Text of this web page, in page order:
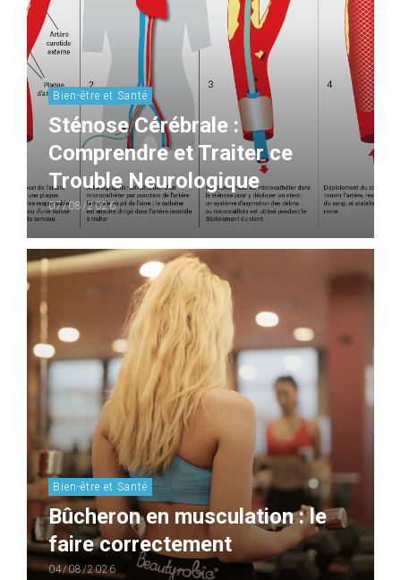
Bien-être et Santé
Sténose Cérébrale :
Comprendre et Traiter ce
Trouble Neurologique
07/08/2026
Bien-être et Santé
Bûcheron en musculation : le
faire correctement
04/08/2026